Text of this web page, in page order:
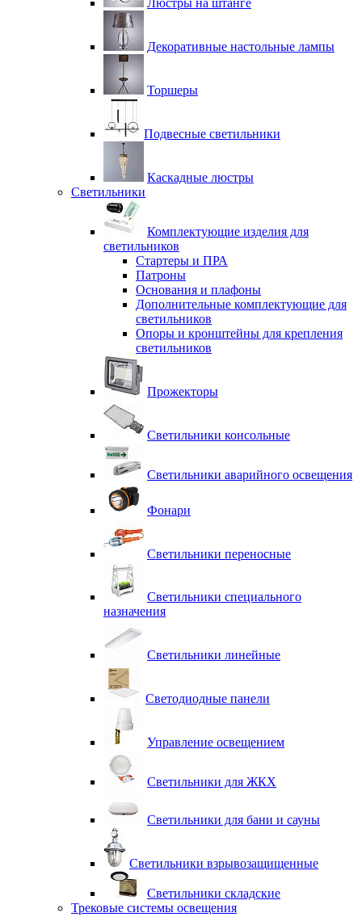
Люстры на штанге
Декоративные настольные лампы
Торшеры
Подвесные светильники
Каскадные люстры
Светильники
Комплектующие изделия для
светильников
Стартеры и ПРА
Патроны
Основания и плафоны
Дополнительные комплектующие для
светильников
Опоры и кронштейны для крепления
светильников
Прожекторы
Светильники консольные
Светильники аварийного освещения
Фонари
Светильники переносные
Светильники специального
назначения
Светильники линейные
Светодиодные панели
Управление освещением
Светильники для ЖКХ
Светильники для бани и сауны
Светильники взрывозащищенные
Светильники складские
Трековые системы освещения